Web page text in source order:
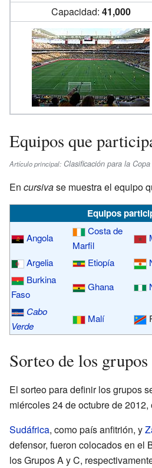
Capacidad: 41,000
Equipos que
Artículo principal: Clasificación para la
En cursivase muestra el equipo
Equipos
Angola
Costa de
Marfil
Argelia
Etiopía
Burkina
Faso
Ghana
Cabo
Verde
Malí
Sorteo de los grupos
El sorteo para definir los grupos
miércoles 24 de octubre de 2012,
Sudáfrica, como país anfitrión, y
defensor, fueron colocados en el
los Grupos A y C,